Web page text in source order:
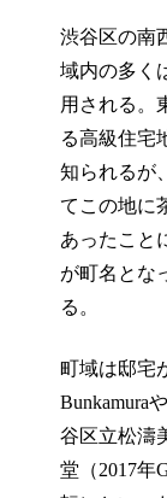
渋谷区の南
域内の多く
用される。
る高級住宅
知られるが
てこの地に
あったこと
が町名とな
る。
町域は邸宅
Bunkamura
谷区立松濤
堂（2017年